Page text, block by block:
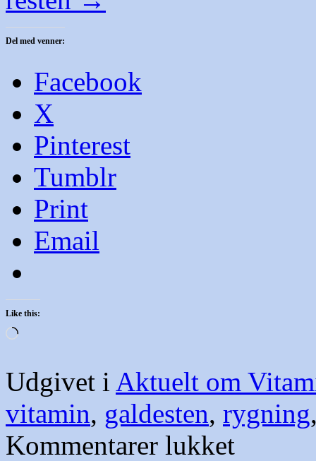
Del med venner:
Facebook
X
Pinterest
Tumblr
Print
Email
Like this:
Loading…
Udgivet i Aktuelt om
vitamin, galdesten, rygning
Kommentarer lukket